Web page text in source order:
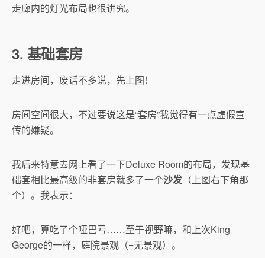
走廊内的灯光布局也很讲究。
3. 基础套房
走进房间，废话不多说，先上图！
房间空间很大，不过要说这是“套房”我觉得有一点虚假宣
传的嫌疑。
我后来特意去网上看了一下Deluxe Room的布局，发现基
础套相比最高级的非套房就多了一个沙发 （上图右下角那
个）。我表示：
好吧，算吃了个哑巴亏……至于视野嘛，和上次King
George的一样，庭院景观（=无景观）。